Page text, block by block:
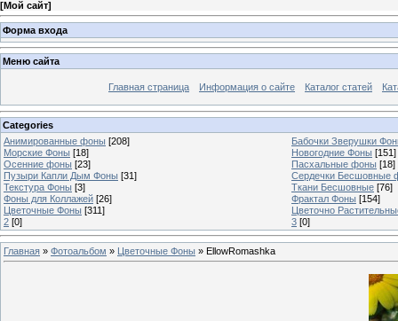
[Мой сайт]
Форма входа
Меню сайта
Главная страница Информация о сайте Каталог статей
Categories
Анимированные фоны [208]
Бабочки Зверушки
Морские Фоны [18] Новогодние Фоны [151]
Осенние фоны [23] Пасхальные фоны [18]
Пузыри Капли Дым Фоны [31]
Сердечки Бесшовные
Текстура Фоны [3] Ткани Бесшовные [76]
Фоны для Коллажей [26] Фрактал Фоны [154]
Цветочные Фоны [311]
Цветочно
2 [0] 3 [0]
Главная » Фотоальбом » Цветочные Фоны » EllowRomashka